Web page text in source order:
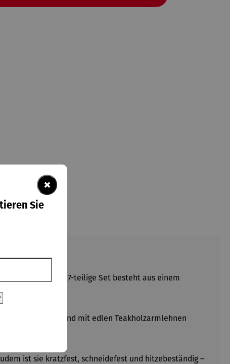
Sitzkomfort. Das 7-teilige Set besteht aus einem
Balkon.
Diningsessel sind mit edlen Teakholzarmlehnen
ist sie kratzfest, schneidefest und hitzebeständig –
×
Sie